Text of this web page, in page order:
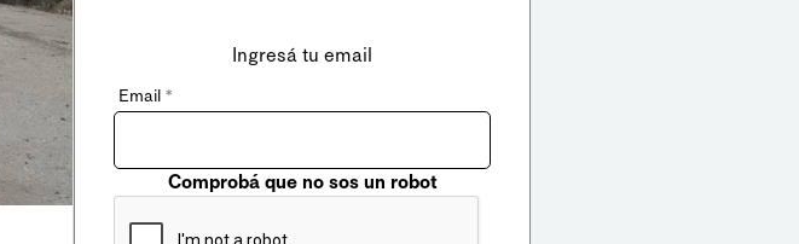
Ingresá tu email
Email *
Comprobá que no sos un robot